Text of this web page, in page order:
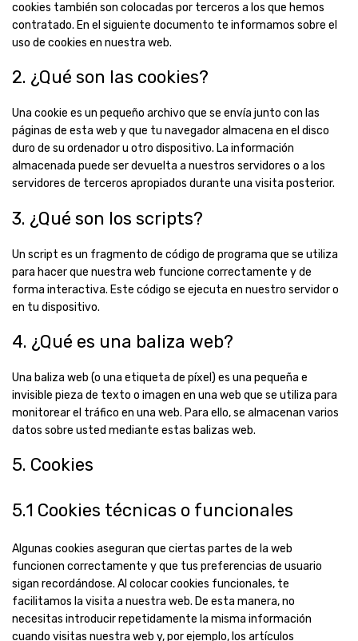
cookies también son colocadas por terceros a los que hemos
contratado. En el siguiente documento te informamos sobre el
uso de cookies en nuestra web.
2. ¿Qué son las cookies?
Una cookie es un pequeño archivo que se envía junto con las
páginas de esta web y que tu navegador almacena en el disco
duro de su ordenador u otro dispositivo. La información
almacenada puede ser devuelta a nuestros servidores o a los
servidores de terceros apropiados durante una visita posterior.
3. ¿Qué son los scripts?
Un script es un fragmento de código de programa que se utiliza
para hacer que nuestra web funcione correctamente y de
forma interactiva. Este código se ejecuta en nuestro servidor o
en tu dispositivo.
4. ¿Qué es una baliza web?
Una baliza web (o una etiqueta de píxel) es una pequeña e
invisible pieza de texto o imagen en una web que se utiliza para
monitorear el tráfico en una web. Para ello, se almacenan varios
datos sobre usted mediante estas balizas web.
5. Cookies
5.1 Cookies técnicas o funcionales
Algunas cookies aseguran que ciertas partes de la web
funcionen correctamente y que tus preferencias de usuario
sigan recordándose. Al colocar cookies funcionales, te
facilitamos la visita a nuestra web. De esta manera, no
necesitas introducir repetidamente la misma información
cuando visitas nuestra web y, por ejemplo, los artículos